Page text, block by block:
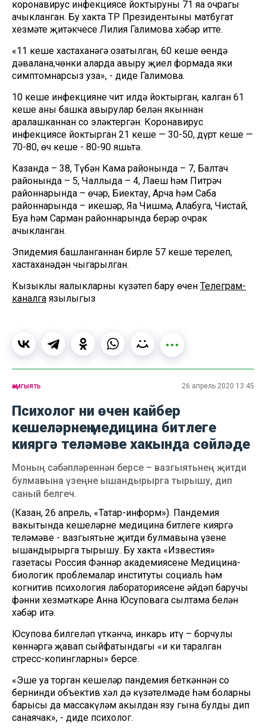
коронавирус инфекциясе йоктыруның 71 яңа очрагы
ачыкланган. Бу хакта ТР Президентының матбугат
хезмәте җитәкчесе Лилия Галимова хәбәр итте.
«11 кеше хастаханәгә озатылган, 60 кеше өендә
дәвалана,чөнки аларда авыру җиңел формада яки
симптомнарсыз уза», - диде Галимова.
10 кеше инфекцияне чит илдә йоктырган, калган 61
кеше аны башка авырулар белән якыннан
аралашканнан соң эләктергән. Коронавирус
инфекциясе йоктырган 21 кеше — 30-50, дүрт кеше —
70-80, өч кеше - 80-90 яшьтә.
Казанда – 38, Түбән Кама районында – 7, Балтач
районында – 5, Чаллыда – 4, Лаеш һәм Питрәч
районнарында – өчәр, Биектау, Арча һәм Саба
районнарында – икешәр, Яңа Чишмә, Алабуга, Чистай,
Буа һәм Сарман районнарында берәр очрак
ачыкланган.
Эпидемия башланганнан бирле 57 кеше терелеп,
хастаханәдән чыгарылган.
Кызыклы яңалыкларны күзәтеп бару өчен Телеграм-
каналга язылыгыз
җәмгыять 26 апрель 2020 13:45
Психолог ни өчен кайбер
кешеләрнең медицина битлеге
кияргә теләмәве хакында сөйләде
Моның сәбәпләреннән берсе – вазгыятьнең җитди
булмавына үзеңне ышандырырга тырышу, дип
саный белгеч.
(Казан, 26 апрель, «Татар-информ»). Пандемия
вакытында кешеләрнең медицина битлеге кияргә
теләмәве - вазгыятьнең җитди булмавына үзеңне
ышандырырга тырышу. Бу хакта «Известия»
газетасы Россия Фәннәр академиясенең Медицина-
биологик проблемалар институты социаль һәм
когнитив психология лабораториясенең әйдәп баручы
фәнни хезмәткәре Анна Юсуповага сылтама белән
хәбәр итә.
Юсупова билгеләп үткәнчә, инкарь итү – борчулы
көннәргә җавап сыйфатындагы «иң киң таралган
стресс-копингларның» берсе.
«Эше уңа торган кешеләр пандемия беткәннән соң
бернинди объектив хәл дә күзәтелмәде һәм боларның
барысы да массакүләм акылдан язу гына булды дип
санаячак», - диде психолог.